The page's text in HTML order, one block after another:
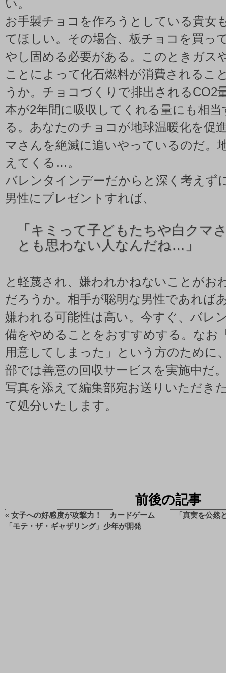
い。
お手製チョコを作ろうとしている貴女
てほしい。その場合、板チョコを買っ
やし固める必要がある。このときガス
ことによって化石燃料が消費されるこ
うか。チョコづくりで排出されるCO2
本が2年間に吸収してくれる量にも相
る。あなたのチョコが地球温暖化を促
マさんを絶滅に追いやっているのだ。
えてくる…。
バレンタインデーだからと深く考えず
男性にプレゼントすれば、
「 キミって子どもたちや白クマ
とも思わない人なんだね…」
と軽蔑され、嫌われかねないことがお
だろうか。相手が聡明な男性であれば
嫌われる可能性は高い。今すぐ、バレ
備をやめることをおすすめする。なお
用意してしまった」という方のために
部では善意の回収サービスを実施中だ
写真を添えて編集部宛お送りいただき
て処分いたします。
前後の記事
« 女子への好感度が攻撃力！ カードゲーム
「モテ・ザ・ギャザリング」少年が開発
「真実を公然